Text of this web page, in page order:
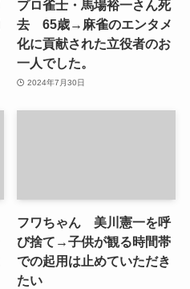
プロ雀士・馬場裕一さん死
去 65歳→麻雀のエンタメ
化に貢献された立役者のお
一人でした。
2024年7月30日
フワちゃん 美川憲一を呼
び捨て→子供が観る時間帯
での起用は止めていただき
たい